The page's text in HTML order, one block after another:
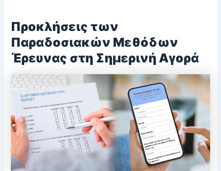
Προκλήσεις των
Παραδοσιακών Μεθόδων
Έρευνας στη Σημερινή Αγορά